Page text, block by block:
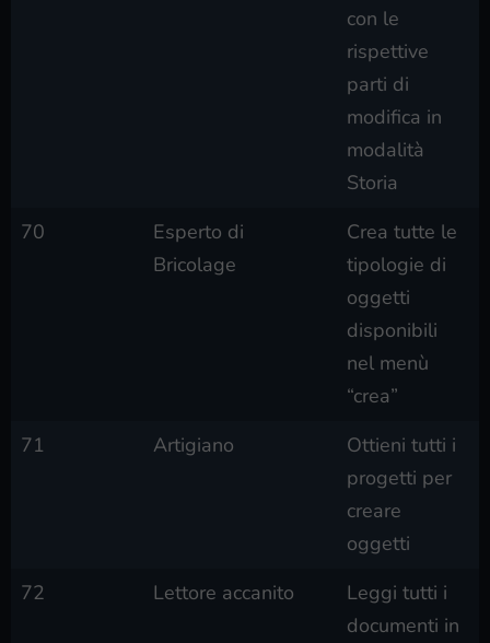
con le
rispettive
parti di
modifica in
modalità
Storia
70
Esperto di
Bricolage
Crea tutte le
tipologie di
oggetti
disponibili
nel menù
“crea”
71
Artigiano
Ottieni tutti i
progetti per
creare
oggetti
72
Lettore accanito
Leggi tutti i
documenti in